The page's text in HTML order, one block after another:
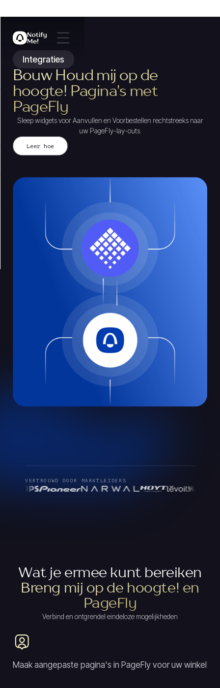
Integraties
Bouw Houd mij op de
hoogte! Pagina's met
PageFly
Sleep widgets voor Aanvullen en Voorbestellen rechtstreeks naar
uw PageFly-lay-outs.
Leer hoe
VERTROUWD DOOR MARKTLEIDERS
Wat je ermee kunt bereiken
Breng mij op de hoogte! en
PageFly
Verbind en ontgrendel eindeloze mogelijkheden
Maak aangepaste pagina's in PageFly voor uw winkel